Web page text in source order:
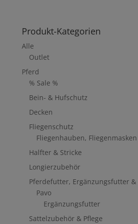
Produkt-Kategorien
Alle
Outlet
Pferd
% Sale %
Bein- & Hufschutz
Decken
Fliegenschutz
Fliegenhauben,
Halfter & Stricke
Longierzubehör
Pferdefutter, Ergänzungsfutter &
Pavo
Ergänzungsfutter
Sattelzubehör & Pflege